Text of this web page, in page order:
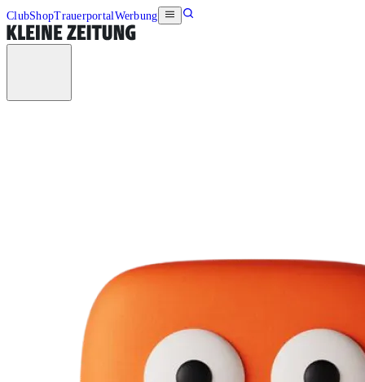
ClubShopTrauerportalWerbung